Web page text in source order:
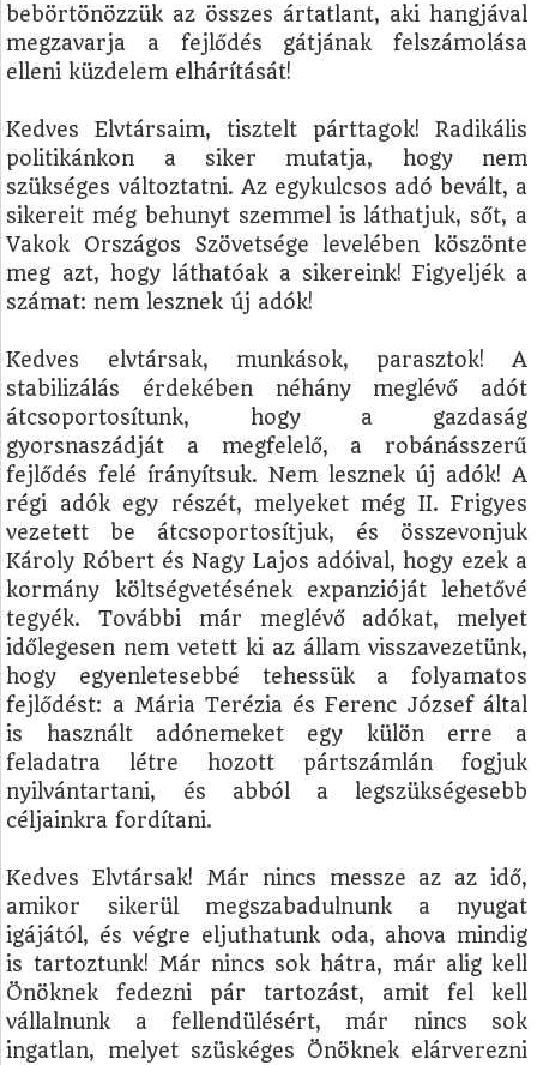
bebörtönözzük az összes ártatlant, aki hangjával
megzavarja a fejlődés gátjának felszámolása
elleni küzdelem elhárítását!
Kedves Elvtársaim, tisztelt párttagok! Radikális
politikánkon a siker mutatja, hogy nem
szükséges változtatni. Az egykulcsos adó bevált, a
sikereit még behunyt szemmel is láthatjuk, sőt, a
Vakok Országos Szövetsége levelében köszönte
meg azt, hogy láthatóak a sikereink! Figyeljék a
számat: nem lesznek új adók!
Kedves elvtársak, munkások, parasztok! A
stabilizálás érdekében néhány meglévő adót
átcsoportosítunk, hogy a gazdaság
gyorsnaszádját a megfelelő, a robánásszerű
fejlődés felé írányítsuk. Nem lesznek új adók! A
régi adók egy részét, melyeket még II. Frigyes
vezetett be átcsoportosítjuk, és összevonjuk
Károly Róbert és Nagy Lajos adóival, hogy ezek a
kormány költségvetésének expanzióját lehetővé
tegyék. További már meglévő adókat, melyet
időlegesen nem vetett ki az állam visszavezetünk,
hogy egyenletesebbé tehessük a folyamatos
fejlődést: a Mária Terézia és Ferenc József által
is használt adónemeket egy külön erre a
feladatra létre hozott pártszámlán fogjuk
nyilvántartani, és abból a legszükségesebb
céljainkra fordítani.
Kedves Elvtársak! Már nincs messze az az idő,
amikor sikerül megszabadulnunk a nyugat
igájától, és végre eljuthatunk oda, ahova mindig
is tartoztunk! Már nincs sok hátra, már alig kell
Önöknek fedezni pár tartozást, amit fel kell
vállalnunk a fellendülésért, már nincs sok
ingatlan, melyet szüskéges Önöknek elárverezni